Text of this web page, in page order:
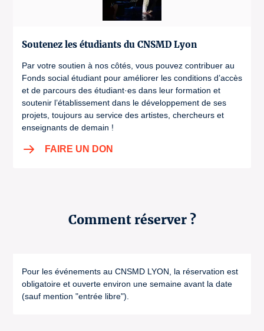
Soutenez les étudiants du CNSMD Lyon
Par votre soutien à nos côtés, vous pouvez contribuer au
Fonds social étudiant pour améliorer les conditions d’accès
et de parcours des étudiant·es dans leur formation et
soutenir l’établissement dans le développement de ses
projets, toujours au service des artistes, chercheurs et
enseignants de demain !
FAIRE UN DON
Comment réserver ?
Pour les événements au CNSMD LYON, la réservation est
obligatoire et ouverte environ une semaine avant la date
(sauf mention "entrée libre").